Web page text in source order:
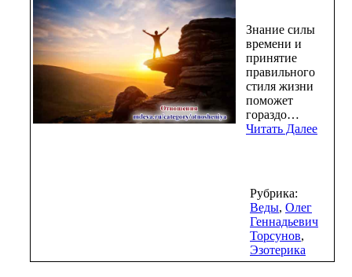
Знание силы
времени и
принятие
правильного
стиля жизни
поможет
гораздо…
Читать Далее
Рубрика:
Веды, Олег
Геннадьевич
Торсунов,
Эзотерика